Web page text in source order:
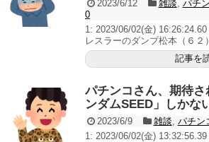
2023/6/12 雑談, パチ
0
1: 2023/06/02(金)
レスラーのダンプ松本（６２
記事を
パチンコさん、期待
ンダムSEED」しかな
2023/6/9 雑談, パチン
1: 2023/06/02(金)